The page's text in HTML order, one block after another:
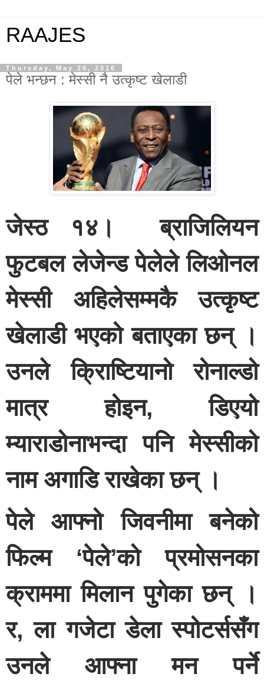
RAAJES
Thursday, May 26, 2016
पेले भन्छन : मेस्सी नै उत्कृष्ट खेलाडी
जेस्ठ १४। ब्राजिलियन
फुटबल लेजेन्ड पेलेले लिओनल
मेस्सी अहिलेसम्मकै उत्कृष्ट
खेलाडी भएको बताएका छन् ।
उनले क्रिाष्टियानो रोनाल्डो
मात्र होइन, डिएयो
म्याराडोनाभन्दा पनि मेस्सीको
नाम अगाडि राखेका छन् ।
पेले आफ्नो जिवनीमा बनेको
फिल्म ‘पेले’को प्रमोसनका
क्राममा मिलान पुगेका छन् ।
र, ला गजेटा डेला स्पोटर्ससँग
उनले आफ्ना मन पर्ने